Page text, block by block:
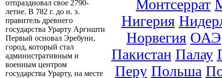
отпраздновал свое 2790-
летие. В 782 г. до н. э.
правитель древнего
государства Урарту Аргишти
Первый основал Эребуни,
город, который стал
административным и
военным центром
государства Урарту, на месте
Монтсеррат
Нигерия
Норвегия ОАЭ
Пакистан Палау
Перу Польша